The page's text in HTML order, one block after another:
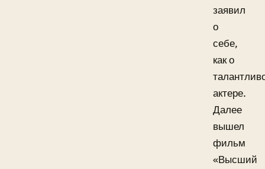
заявил
о
себе,
как о
актере.
Далее
вышел
фильм
«Высший